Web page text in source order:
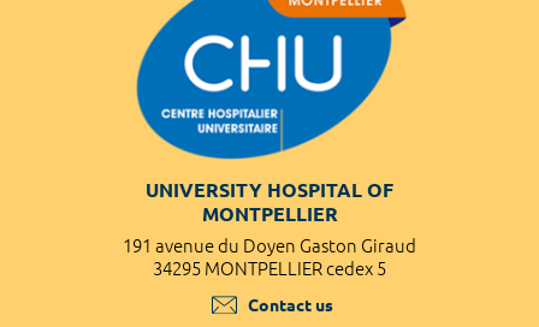
UNIVERSITY HOSPITAL OF
MONTPELLIER
191 avenue du Doyen Gaston Giraud
34295 MONTPELLIER cedex 5
Contact us